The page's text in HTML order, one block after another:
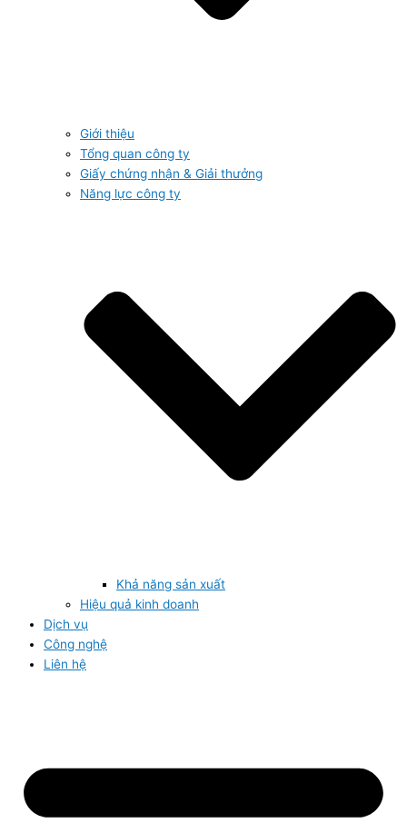
Giới thiệu
Tổng quan công ty
Giấy chứng nhận & Giải thưởng
Năng lực công ty
Khả năng sản xuất
Hiệu quả kinh doanh
Dịch vụ
Công nghệ
Liên hệ